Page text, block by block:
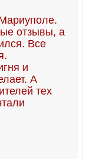
отзывы, а
Все
и
А
тех